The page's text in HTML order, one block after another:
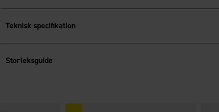
Skalbyxa Arizona är till stor del tillverkad av återvunnen
Fluorfri impregnering
Teknisk specifikation
Storleksguide